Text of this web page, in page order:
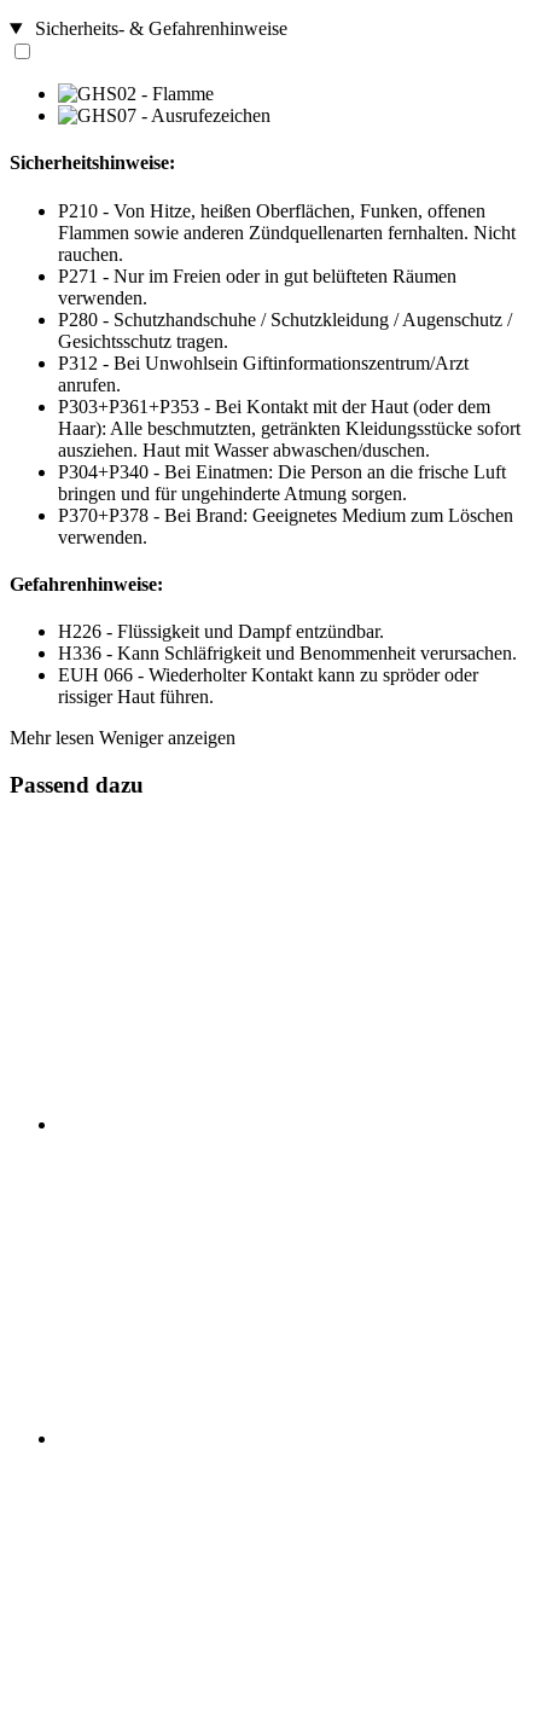
Sicherheits- & Gefahrenhinweise
Sicherheitshinweise:
P210 - Von Hitze, heißen Oberflächen, Funken, offenen
Flammen sowie anderen Zündquellenarten fernhalten. Nicht
rauchen.
P271 - Nur im Freien oder in gut belüfteten Räumen
verwenden.
P280 - Schutzhandschuhe / Schutzkleidung / Augenschutz /
Gesichtsschutz tragen.
P312 - Bei Unwohlsein Giftinformationszentrum/Arzt
anrufen.
P303+P361+P353 - Bei Kontakt mit der Haut (oder dem
Haar): Alle beschmutzten, getränkten Kleidungsstücke sofort
ausziehen. Haut mit Wasser abwaschen/duschen.
P304+P340 - Bei Einatmen: Die Person an die frische Luft
bringen und für ungehinderte Atmung sorgen.
P370+P378 - Bei Brand: Geeignetes Medium zum Löschen
verwenden.
Gefahrenhinweise:
H226 - Flüssigkeit und Dampf entzündbar.
H336 - Kann Schläfrigkeit und Benommenheit verursachen.
EUH 066 - Wiederholter Kontakt kann zu spröder oder
rissiger Haut führen.
Mehr lesen Weniger anzeigen
Passend dazu